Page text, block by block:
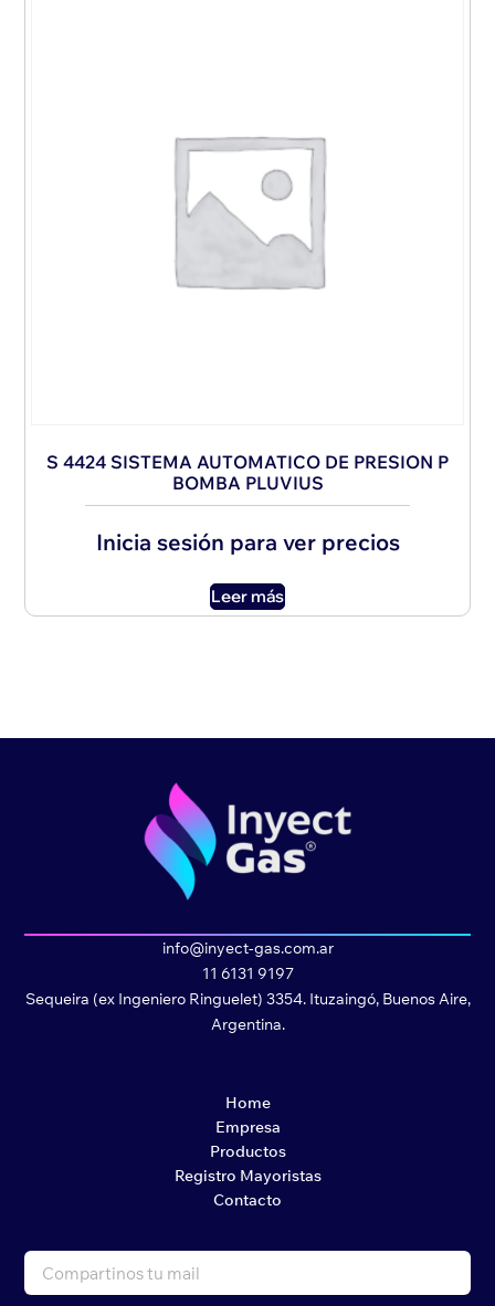
S 4424 SISTEMA AUTOMATICO DE PRESION P
BOMBA PLUVIUS
Inicia sesión para ver precios
Leer más
info@inyect-gas.com.ar
11 6131 9197
Sequeira (ex Ingeniero Ringuelet) 3354. Ituzaingó, Buenos Aire,
Argentina.
Home
Empresa
Productos
Registro Mayoristas
Contacto